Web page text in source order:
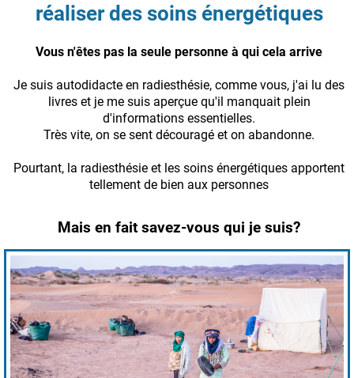
réaliser des soins énergétiques
Vous n'êtes pas la seule personne à qui cela arrive
Je suis autodidacte en radiesthésie, comme vous, j'ai lu des
livres et je me suis aperçue qu'il manquait plein
d'informations essentielles.
Très vite, on se sent découragé et on abandonne.
Pourtant, la radiesthésie et les soins énergétiques apportent
tellement de bien aux personnes
Mais en fait savez-vous qui je suis?